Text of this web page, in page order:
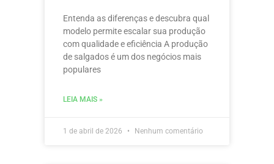
Entenda as diferenças e descubra qual
modelo permite escalar sua produção
com qualidade e eficiência A produção
de salgados é um dos negócios mais
populares
LEIA MAIS »
1 de abril de 2026 Nenhum comentário